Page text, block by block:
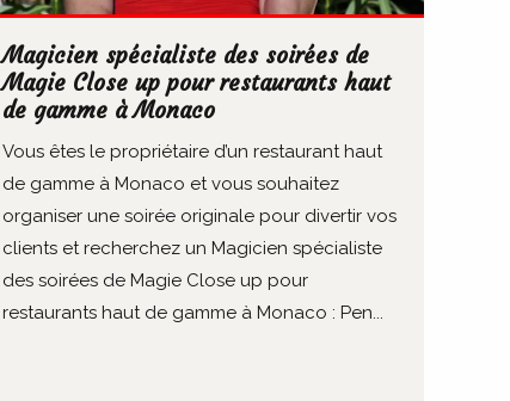
Magicien spécialiste des soirées de
Magie Close up pour restaurants haut
de gamme à Monaco
Vous êtes le propriétaire d’un restaurant haut
de gamme à Monaco et vous souhaitez
organiser une soirée originale pour divertir vos
clients et recherchez un Magicien spécialiste
des soirées de Magie Close up pour
restaurants haut de gamme à Monaco : Pen...